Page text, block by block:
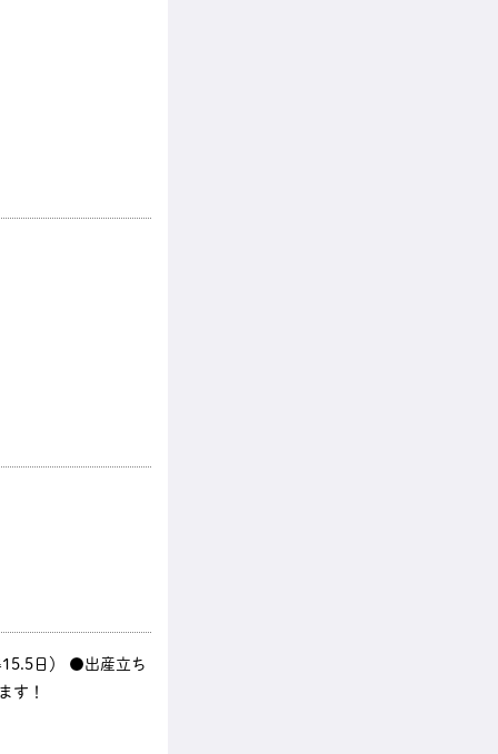
日） ●出産立ち
す！